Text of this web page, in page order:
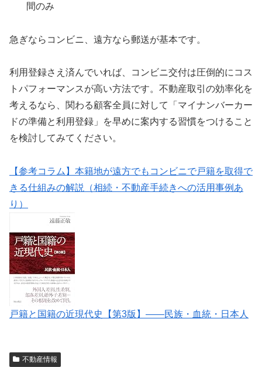
間のみ
急ぎならコンビニ、遠方なら郵送が基本です。
利用登録さえ済んでいれば、コンビニ交付は圧倒的にコス
トパフォーマンスが高い方法です。不動産取引の効率化を
考えるなら、関わる顧客全員に対して「マイナンバーカー
ドの準備と利用登録」を早めに案内する習慣をつけること
を検討してみてください。
【参考コラム】本籍地が遠方でもコンビニで戸籍を取得で
きる仕組みの解説（相続・不動産手続きへの活用事例あ
り）
戸籍と国籍の近現代史【第3版】――民族・血統・日本人
不動産情報